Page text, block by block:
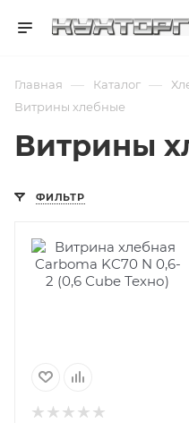
Главная — Каталог —
Витрины хлебные
Витрины
ФИЛЬТР